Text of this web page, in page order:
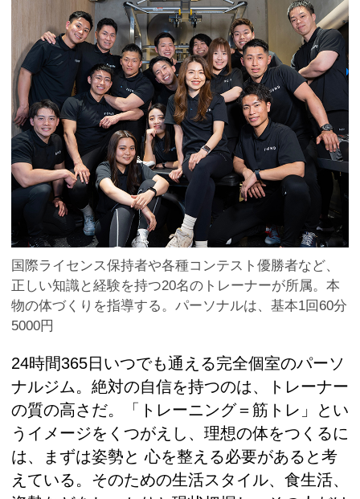
国際ライセンス保持者や各種コンテスト優勝者など、
正しい知識と経験を持つ20名のトレーナーが所属。本
物の体づくりを指導する。パーソナルは、基本1回60分
5000円
24時間365日いつでも通える完全個室のパーソ
ナルジム。絶対の自信を持つのは、トレーナー
の質の高さだ。「トレーニング＝筋トレ」とい
うイメージをくつがえし、理想の体をつくるに
は、まずは姿勢と 心を整える必要があると考
えている。そのための生活スタイル、食生活、